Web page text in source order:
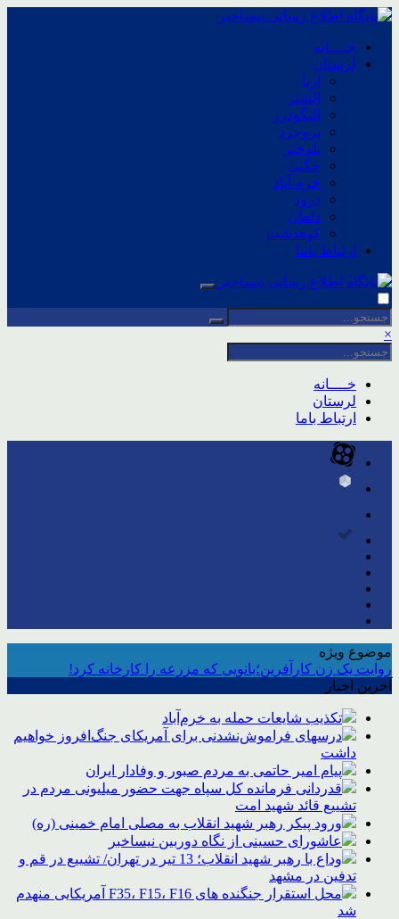
خــــانه
لرستان
ازنا
الشتر
الیگودرز
بروجرد
پلدختر
چگنی
خرم آباد
درود
دلفان
کوهدشت
ارتباط باما
×
خــــانه
لرستان
ارتباط باما
موضوع ویژه
روایت یک زن کارآفرین؛بانویی که مزرعه را کارخانه کرد!
آخرین اخبار
تکذیب شایعات حمله به خرم‌آباد
درسهای فراموش‌نشدنی برای آمریکای جنگ‌افروز خواهیم
داشت
پیام امیر حاتمی به مردم صبور و وفادار ایران
قدردانی فرمانده کل سپاه جهت حضور میلیونی مردم در
تشییع قائد شهید امت
ورود پیکر رهبر شهید انقلاب به مصلی امام خمینی (ره)
عاشورای حسینی از نگاه دوربین نیساخبر
وداع با رهبر شهید انقلاب؛ 13 تیر در تهران/ تشییع در قم و
تدفین در مشهد
محل استقرار جنگنده های F35، F15، F16 آمریکایی منهدم
شد